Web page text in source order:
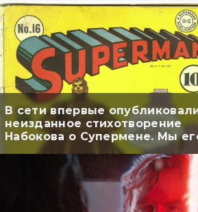
В сети впервые
неизданное стихотворение
Набокова о Супермене. Мы
перевели